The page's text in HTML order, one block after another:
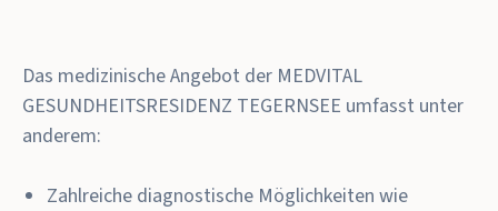
Das medizinische Angebot der MEDVITAL
GESUNDHEITSRESIDENZ TEGERNSEE umfasst unter
anderem:
Zahlreiche diagnostische Möglichkeiten wie